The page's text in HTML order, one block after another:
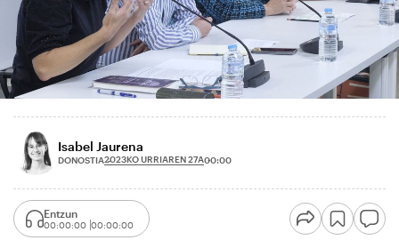
Isabel Jaurena
DONOSTIA2023KO URRIAREN 27A00:00
Entzun
00:00:00 00:00:00